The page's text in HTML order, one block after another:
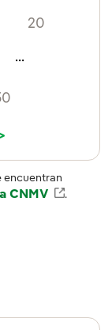
20
...
>
encuentran
CNMV Enlace
.